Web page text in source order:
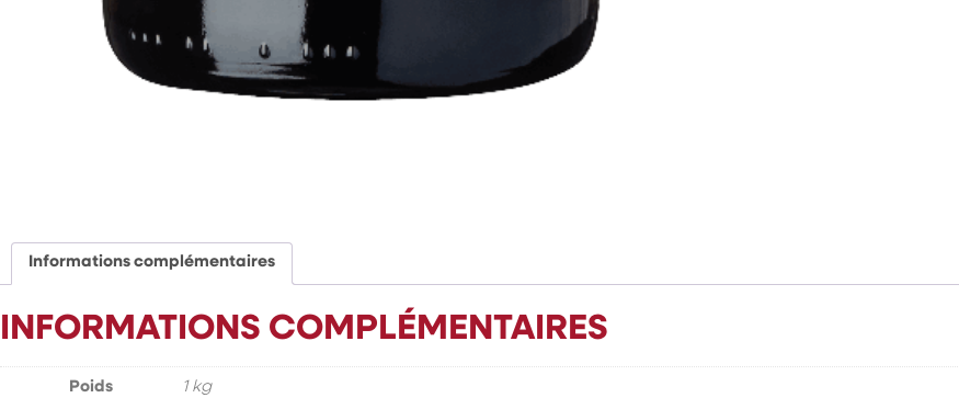
Informations complémentaires
INFORMATIONS COMPLÉMENTAIRES
Poids 1 kg